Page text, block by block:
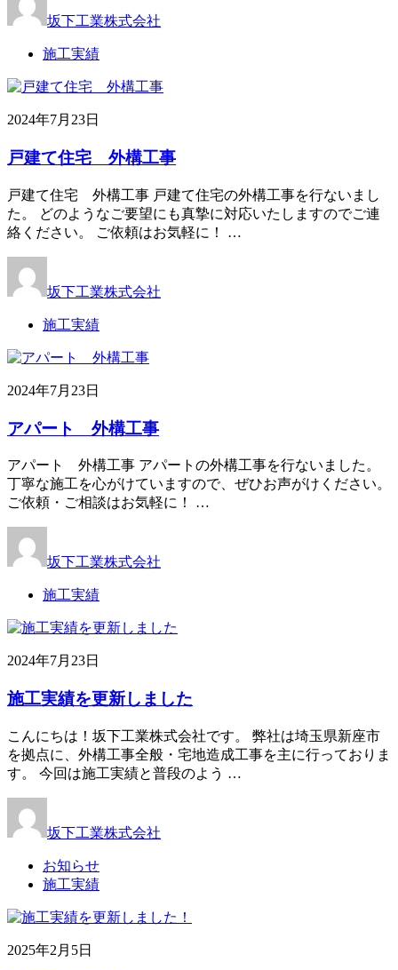
坂下工業株式会社
施工実績
2024年7月23日
戸建て住宅 外構工事
戸建て住宅 外構工事 戸建て住宅の外構工事を行ないまし
た。 どのようなご要望にも真摯に対応いたしますのでご連
絡ください。 ご依頼はお気軽に！ …
坂下工業株式会社
施工実績
2024年7月23日
アパート 外構工事
アパート 外構工事 アパートの外構工事を行ないました。
丁寧な施工を心がけていますので、ぜひお声がけください。
ご依頼・ご相談はお気軽に！ …
坂下工業株式会社
施工実績
2024年7月23日
施工実績を更新しました
こんにちは！坂下工業株式会社です。 弊社は埼玉県新座市
を拠点に、外構工事全般・宅地造成工事を主に行っておりま
す。 今回は施工実績と普段のよう …
坂下工業株式会社
お知らせ
施工実績
2025年2月5日